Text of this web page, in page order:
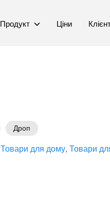
Продукт Ціни
Дроп
Товари для дому Товари